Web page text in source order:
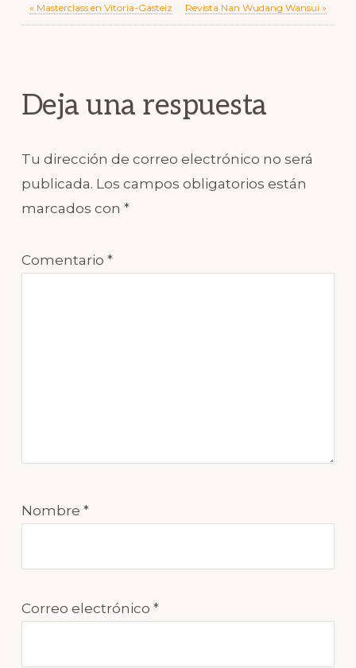
Previous
Post:
« Masterclass en Vitoria-Gasteiz
Next
Post:
Revista Nan Wudang Wansui »
Deja una respuesta
Tu dirección de correo electrónico no será
publicada. Los campos obligatorios están
marcados con *
Comentario *
Nombre *
Correo electrónico *